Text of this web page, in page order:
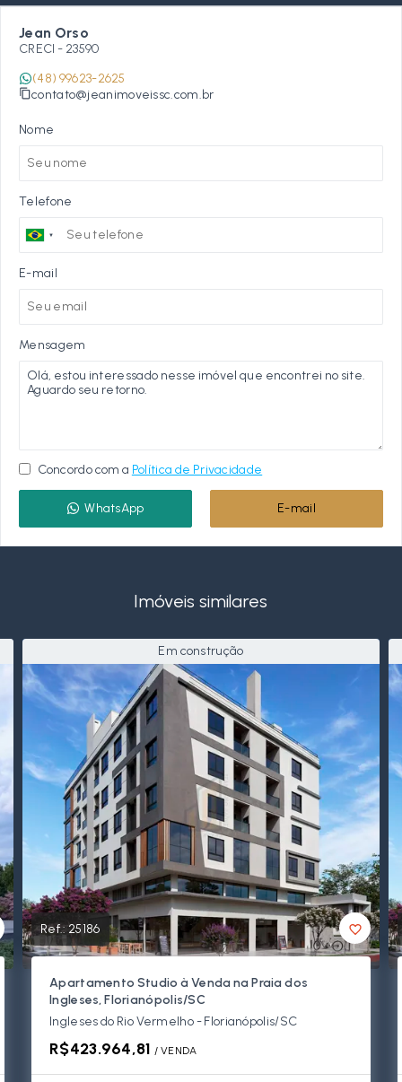
Jean Orso
CRECI - 23590
(48) 99623-2625
contato@jeanimoveissc.com.br
Nome
Telefone
E-mail
Mensagem
Concordo com a Política de Privacidade
WhatsApp E-mail
Imóveis similares
Em construção
Ref.:25186
Apartamento Studio à Venda na Praia dos
Ingleses, Florianópolis/SC
Ingleses do Rio Vermelho - Florianópolis/SC
R$423.964,81 / VENDA